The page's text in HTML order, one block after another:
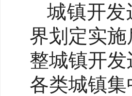
城镇开发
界划定实
整城镇开
各类城镇